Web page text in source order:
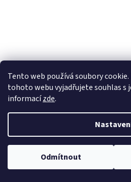
Tento web používá soubory
tohoto webu vyjadřujete souhlas s
informacízde.
Odmítnout
Otvírací doba